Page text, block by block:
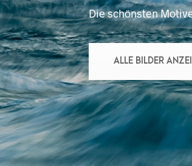
Die schönsten
ALLE BILDER